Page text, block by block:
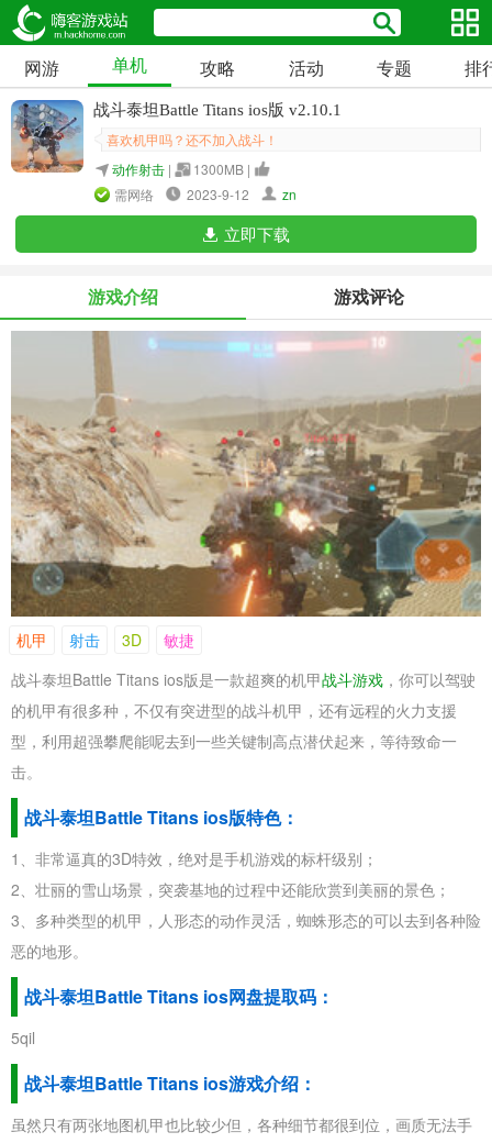
网游 单机 攻略 活动 专题 排
战斗泰坦Battle Titans ios版 v2.10.1
喜欢机甲吗？还不加入战斗！
动作射击 |
1300MB |
需网络
2023-9-12 zn
立即下载
游戏介绍 游戏评论
机甲 射击 3D
敏捷
战斗泰坦Battle Titans ios版是一款超爽的机甲战斗游戏 ，你可以驾驶
的机甲有很多种，不仅有突进型的战斗机甲，还有远程的火力支援
型，利用超强攀爬能呢去到一些关键制高点潜伏起来，等待致命一
击。
战斗泰坦Battle Titans ios版特色：
1、非常逼真的3D特效，绝对是手机游戏的标杆级别；
2、壮丽的雪山场景，突袭基地的过程中还能欣赏到美丽的景色；
3、多种类型的机甲，人形态的动作灵活，蜘蛛形态的可以去到各种险
恶的地形。
战斗泰坦Battle Titans ios网盘提取码：
5qil
战斗泰坦Battle Titans ios游戏介绍：
虽然只有两张地图机甲也比较少但，各种细节都很到位，画质无法手